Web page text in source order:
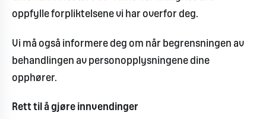
oppfylle forpliktelsene vi har overfor deg.
Vi må også informere deg om når begrensningen av
behandlingen av personopplysningene dine
opphører.
Rett til å gjøre innvendinger